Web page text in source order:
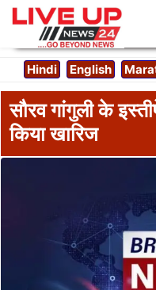
Hindi English
सौरव गांगुली के
किया खारिज